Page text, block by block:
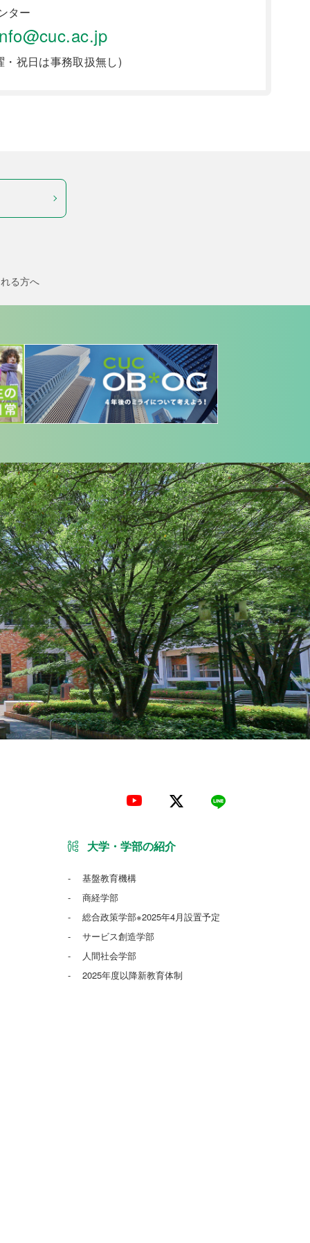
ター
・祝日は事務取扱無し)
る方へ
大学・学部の紹介
基盤教育機構
商経学部
総合政策学部※2025年4月設置予定
サービス創造学部
人間社会学部
2025年度以降新教育体制